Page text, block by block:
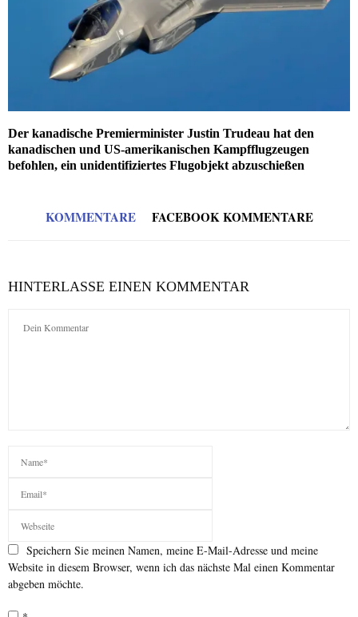
Der kanadische Premierminister Justin Trudeau hat den
kanadischen und US-amerikanischen Kampfflugzeugen
befohlen, ein unidentifiziertes Flugobjekt abzuschießen
KOMMENTARE FACEBOOK KOMMENTARE
HINTERLASSE EINEN KOMMENTAR
Speichern Sie meinen Namen, meine E-Mail-Adresse und meine
Website in diesem Browser, wenn ich das nächste Mal einen Kommentar
abgeben möchte.